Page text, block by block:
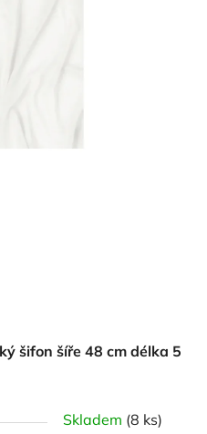
šifon šíře 48 cm délka 5
Skladem (8 ks)